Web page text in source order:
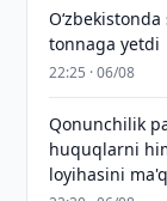
tonnaga yetdi
22:25 · 06/08
Qonunchilik
huquqlarni
loyihasini